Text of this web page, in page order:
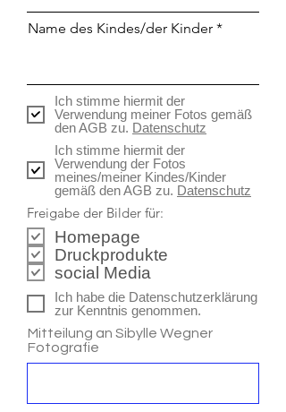
Name des Kindes/der Kinder
Ich stimme hiermit der
Verwendung meiner Fotos gemäß
den AGB zu. Datenschutz
Ich stimme hiermit der
Verwendung der Fotos
meines/meiner Kindes/Kinder
gemäß den AGB zu. Datenschutz
Freigabe der Bilder für:
Homepage
Druckprodukte
social Media
Ich habe die Datenschutzerklärung
zur Kenntnis genommen.
Mitteilung an Sibylle Wegner
Fotografie